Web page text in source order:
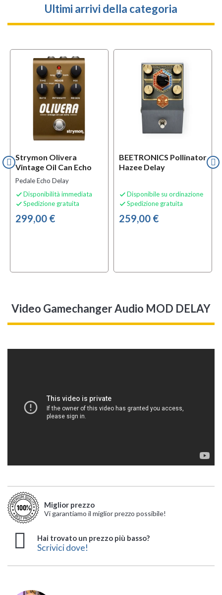
Ultimi arrivi della categoria
Strymon Olivera
Vintage Oil Can Echo
Pedale Echo Delay
 Disponibilità immediata
 Spedizione gratuita
299,00 €
BEETRONICS Pollinator
Hazee Delay
 Disponibile su ordinazione
 Spedizione gratuita
259,00 €
Video Gamechanger Audio MOD DELAY
Miglior prezzo
Vi garantiamo il miglior prezzo possibile!
Hai trovato un prezzo più basso?
Scrivici dove!